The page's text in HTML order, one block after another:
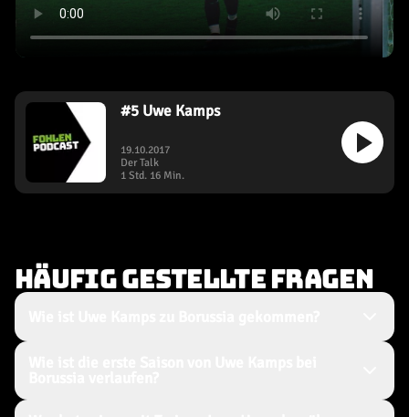
#5 Uwe Kamps
19.10.2017
Der Talk
1 Std. 16 Min.
HÄUFIG GESTELLTE FRAGEN